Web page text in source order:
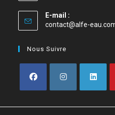
E-mail :
contact@alfe-
Nous Suivre